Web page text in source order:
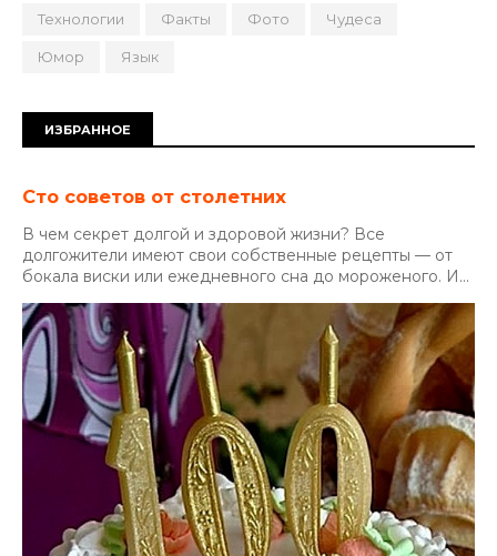
Технологии Факты Фото Чудеса
Юмор Язык
ИЗБРАННОЕ
Сто советов от столетних
В чем секрет долгой и здоровой жизни? Все
долгожители имеют свои собственные рецепты — от
бокала виски или ежедневного сна до мороженого. И...